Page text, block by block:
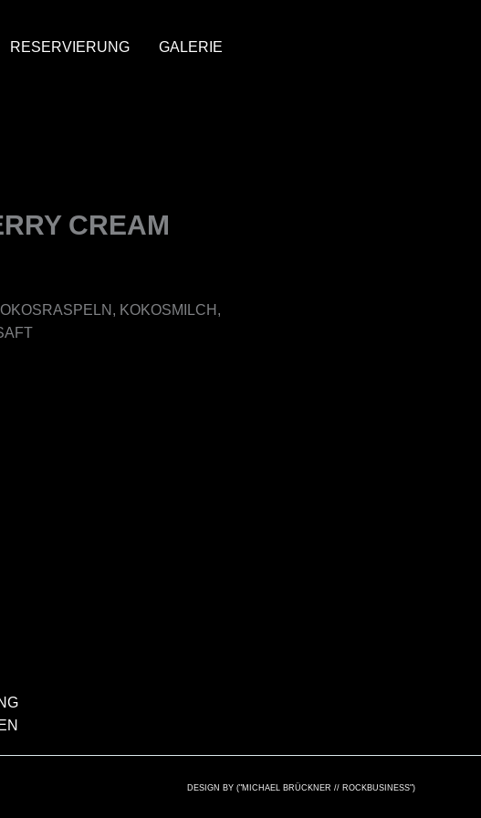
RESERVIERUNG GALERIE
CREAM
KOKOSMILCH,
DESIGN BY ("MICHAEL BRÜCKNER // ROCKBUSINESS")